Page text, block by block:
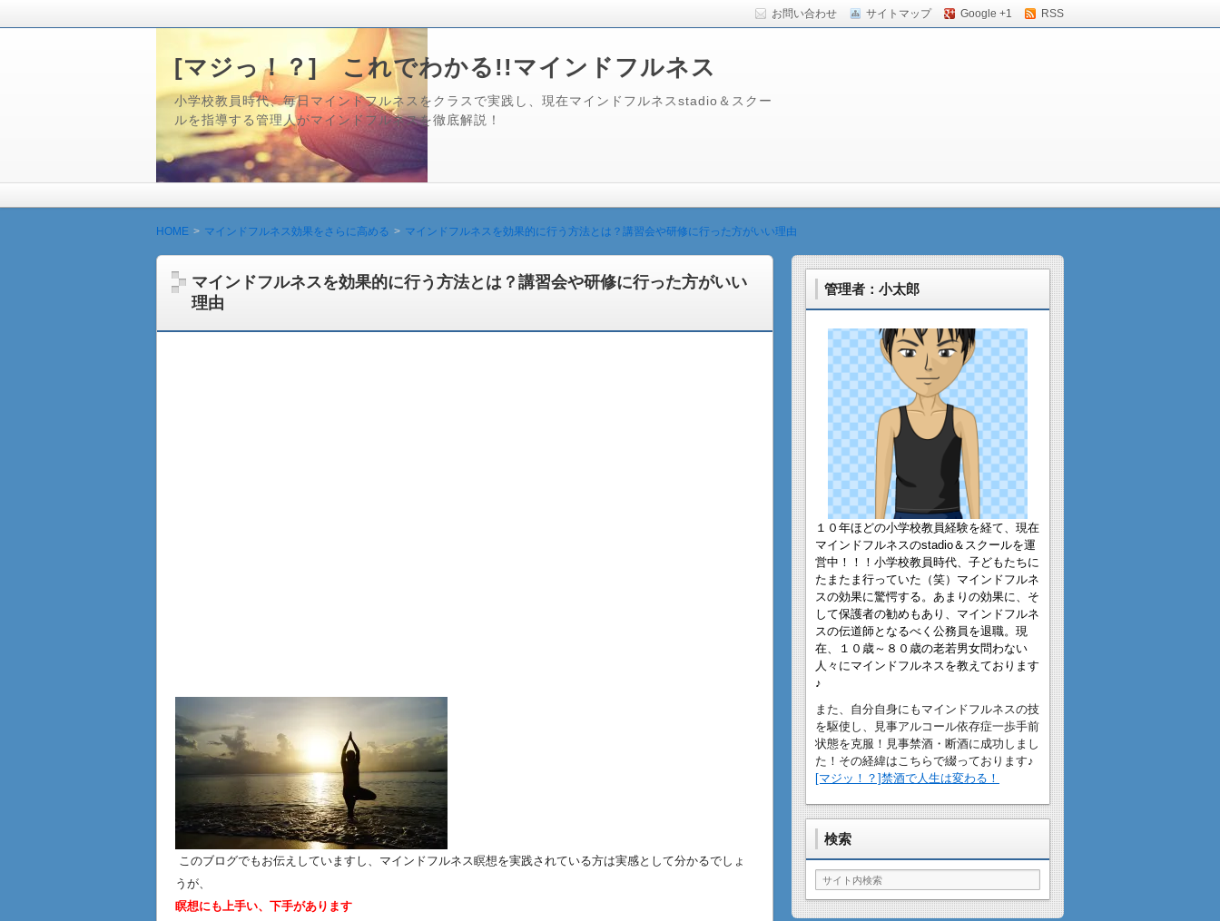
お問い合わせ サイトマップ Google +1 RSS
[マジっ！？] これでわかる!!マインドフルネス
小学校教員時代、毎日マインドフルネスをクラスで実践し、現在マインドフルネスstadio＆スクー
ルを指導する管理人がマインドフルネスを徹底解説！
HOME マインドフルネス効果をさらに高める マインドフルネスを効果的に行う方法とは？講習会や研修に行った方がいい理由
マインドフルネスを効果的に行う方法とは？講習会や研修に行った方がいい
理由
このブログでもお伝えしていますし、マインドフルネス瞑想を実践されている方は実感として分かるでしょ
うが、
瞑想にも上手い、下手があります
管理者：小太郎
１０年ほどの小学校教員経験を経て、現在
マインドフルネスのstadio＆スクールを運
営中！！！小学校教員時代、子どもたちに
たまたま行っていた（笑）マインドフルネ
スの効果に驚愕する。あまりの効果に、そ
して保護者の勧めもあり、マインドフルネ
スの伝道師となるべく公務員を退職。現
在、１０歳～８０歳の老若男女問わない
人々にマインドフルネスを教えております
♪
また、自分自身にもマインドフルネスの技
を駆使し、見事アルコール依存症一歩手前
状態を克服！見事禁酒・断酒に成功しまし
た！その経緯はこちらで綴っております♪
[マジッ！？]禁酒で人生は変わる！
検索